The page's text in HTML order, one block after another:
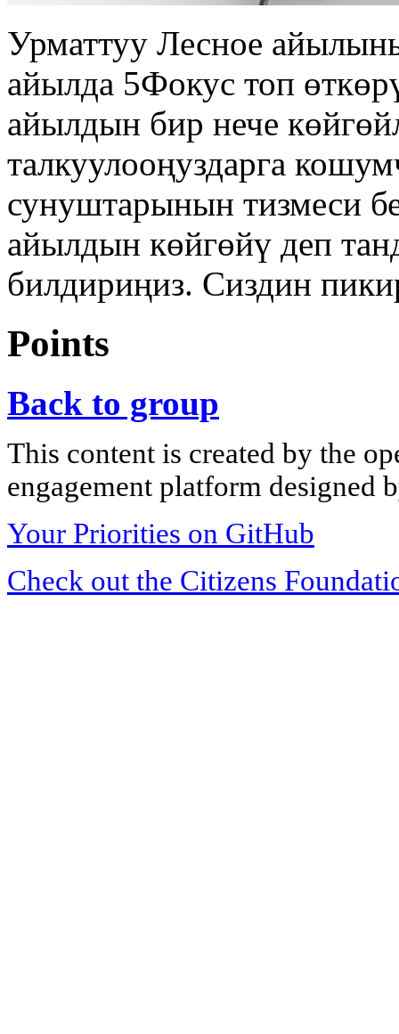
Урматтуу Лесное
айылда 5Фокус топ
айылдын бир нече
талкуулооңуздарга
сунуштарынын тизмеси
айылдын көйгөйү деп
билдириңиз. Сиздин
Points
Back to group
This content is created by the
engagement platform designed
Your Priorities on GitHub
Check out the Citizens